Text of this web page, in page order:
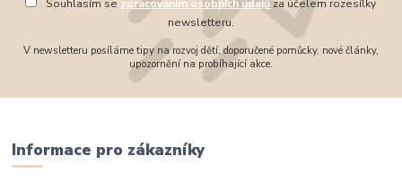
Souhlasím se zpracováním osobních údajůza účelem rozesílky
newsletteru.
V newsletteru posíláme tipy na rozvoj dětí, doporučené pomůcky, nové články,
upozornění na probíhající akce.
Informace pro zákazníky